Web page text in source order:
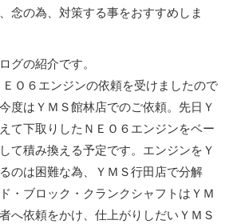
念の為、対策する事をおすすめしま
グの紹介です。
Ｏ６エンジンの依頼を受けましたので
度はＹＭＳ館林店でのご依頼。先日Ｙ
て下取りしたＮＥＯ６エンジンをベー
て積み換える予定です。エンジンをＹ
のは困難な為、ＹＭＳ行田店で分解
・ブロック・クランクシャフトはＹＭ
へ依頼をかけ、仕上がりしだいＹＭＳ